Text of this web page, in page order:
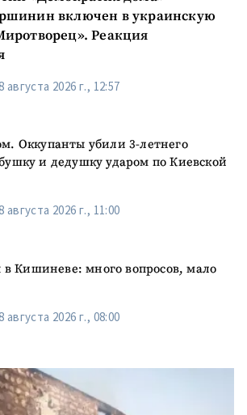
включен в украинскую
Реакция
августа 2026 г., 12:57
Оккупанты убили 3-летнего
и дедушку ударом по Киевской
августа 2026 г., 11:00
в Кишиневе: много вопросов, мало
августа 2026 г., 08:00
ИСТОЧНИК
источник
почта
телефон
НОВОСТЬ